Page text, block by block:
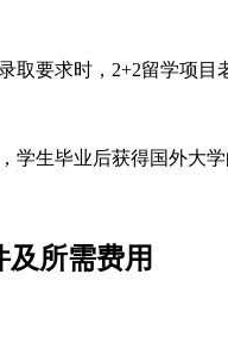
取要求时，2+2留学项目
学生毕业后获得国外大
及所需费用